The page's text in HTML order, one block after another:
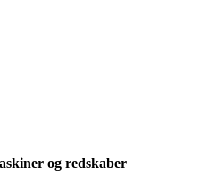
og redskaber